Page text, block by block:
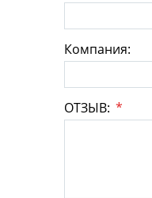
Компания:
ОТЗЫВ: *